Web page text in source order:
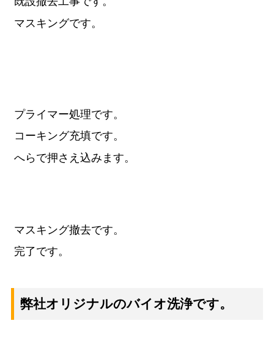
マスキングです。
プライマー処理です。
コーキング充填です。
へらで押さえ込みます。
マスキング撤去です。
完了です。
弊社オリジナルのバイオ洗浄です。